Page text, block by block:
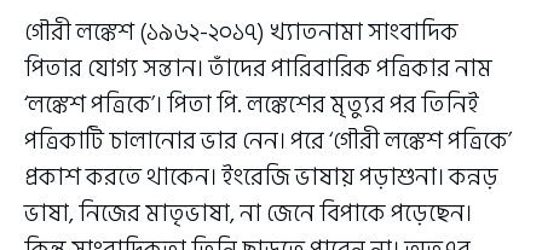
গৌরী লঙ্কেশ (১৯৬২-২০১৭) খ্যাতনামা সাংবাদিক
পিতার যোগ্য সন্তান। তাঁদের পারিবারিক পত্রিকার নাম
‘লঙ্কেশ পত্রিকে’। পিতা পি. লঙ্কেশের মৃত্যুর পর তিনিই
পত্রিকাটি চালানোর ভার নেন। পরে ‘গৌরী লঙ্কেশ পত্রিকে’
প্রকাশ করতে থাকেন। ইংরেজি ভাষায় পড়াশুনা। কন্নড়
ভাষা, নিজের মাতৃভাষা, না জেনে বিপাকে পড়েছেন।